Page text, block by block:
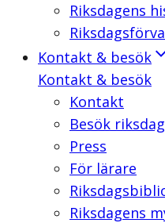
Riksdagens
Kontakt & besök
Kontakt & besök
Kontakt
Besök
Press
För lärare
Riksdagens